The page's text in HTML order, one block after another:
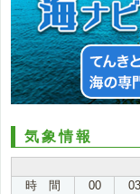
気象情報
時 間
00 03